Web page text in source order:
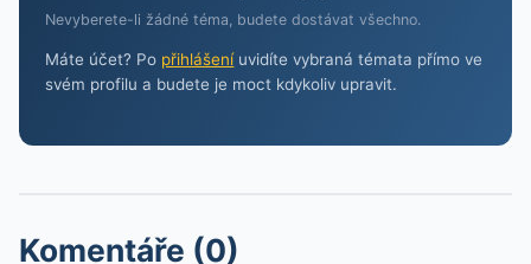
Nevyberete-li žádné téma, budete dostávat všechno.
Máte účet? Po přihlášeníuvidíte vybraná témata přímo ve
svém profilu a budete je moct kdykoliv upravit.
Komentáře (0)